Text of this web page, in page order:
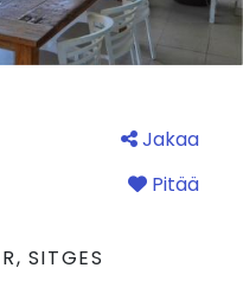
Jakaa
Pitää
SITGES